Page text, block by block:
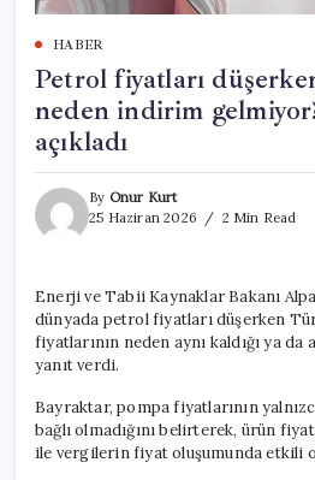
HABER
Petrol fiyatları
neden indirim
açıkladı
By Onur Kurt
25 Haziran 2026
2 Min Read
Enerji ve Tabii Kaynaklar Bakanı
dünyada petrol fiyatları düşerken
fiyatlarının neden aynı kaldığı ya
yanıt verdi.
Bayraktar, pompa fiyatlarının
bağlı olmadığını belirterek, ürün
ile vergilerin fiyat oluşumunda etkili